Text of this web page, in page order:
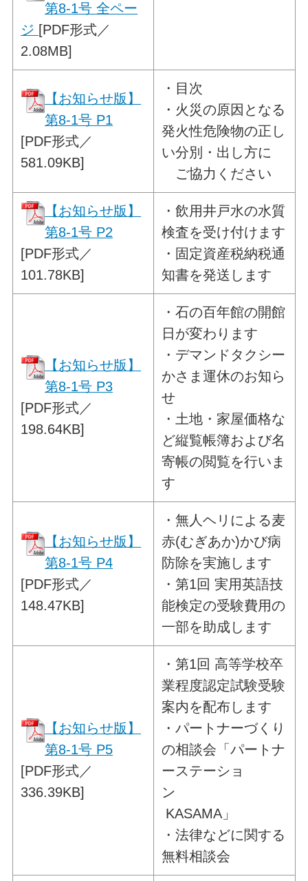
第8-1号 全ペー
ジ [PDF形式／
2.08MB]
【お知らせ版】
第8-1号 P1
[PDF形式／
581.09KB]
・目次
・ 火災の原因となる
発火性危険物の正し
い分別・出し方に
ご協力ください
【お知らせ版】
第8-1号 P2
[PDF形式／
101.78KB]
・飲用井戸水の水質
検査を受け付けます
・固定資産税納税通
知書を発送します
【お知らせ版】
第8-1号 P3
[PDF形式／
198.64KB]
・石の百年館の開館
日が変わります
・デマンドタクシー
かさま運休のお知ら
せ
・土地・家屋価格な
ど縦覧帳簿および名
寄帳の閲覧を行いま
す
【お知らせ版】
第8-1号 P4
[PDF形式／
148.47KB]
・無人ヘリによる麦
赤(むぎあか)かび病
防除を実施します
・第1回 実用英語技
能検定の受験費用の
一部を助成します
【お知らせ版】
第8-1号 P5
[PDF形式／
336.39KB]
・第1回 高等学校卒
業程度認定試験受験
案内を配布します
・パートナーづくり
の相談会「パートナ
ーステーショ
ン
KASAMA」
・法律などに関する
無料相談会